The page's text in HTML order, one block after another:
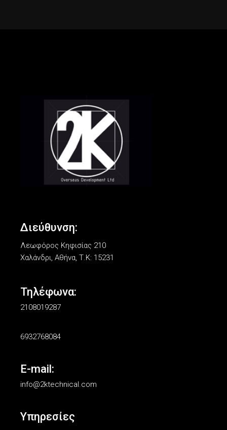
Διεύθυνση:
Λεωφόρος Κηφισίας 210
Χαλάνδρι, Αθήνα, Τ.Κ: 15231
Τηλέφωνα:
2108019287
6932768084
E-mail:
info@2ktechnical.com
Υπηρεσίες